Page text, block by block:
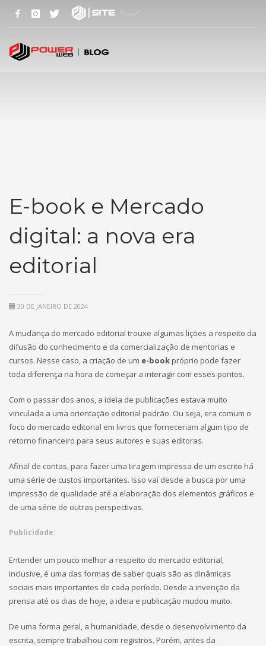
E-book e Mercado
digital: a nova era
editorial
30 DE JANEIRO DE 2024
A mudança do mercado editorial trouxe algumas lições a respeito da
difusão do conhecimento e da comercialização de mentorias e
cursos. Nesse caso, a criação de um e-bookpróprio pode fazer
toda diferença na hora de começar a interagir com esses pontos.
Com o passar dos anos, a ideia de publicações estava muito
vinculada a uma orientação editorial padrão. Ou seja, era comum o
foco do mercado editorial em livros que forneceriam algum tipo de
retorno financeiro para seus autores e suas editoras.
Afinal de contas, para fazer uma tiragem impressa de um escrito há
uma série de custos importantes. Isso vai desde a busca por uma
impressão de qualidade até a elaboração dos elementos gráficos e
de uma série de outras perspectivas.
Publicidade:
Entender um pouco melhor a respeito do mercado editorial,
inclusive, é uma das formas de saber quais são as dinâmicas
sociais mais importantes de cada período. Desde a invenção da
prensa até os dias de hoje, a ideia e publicação mudou muito.
De uma forma geral, a humanidade, desde o desenvolvimento da
escrita, sempre trabalhou com registros. Porém, antes da